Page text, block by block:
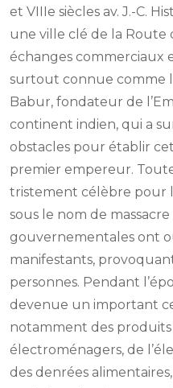
et VIIIe siècles av. J.-C.
une ville clé de la Route
échanges commerciaux
surtout connue comme
Babur, fondateur de
continent indien, qui a
obstacles pour établir
premier empereur.
tristement célèbre pour
sous le nom de
gouvernementales ont
manifestants,
personnes. Pendant
devenue un important
notamment des produits
électroménagers, de
des denrées